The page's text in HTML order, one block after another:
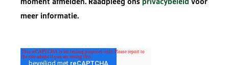
meer informatie.